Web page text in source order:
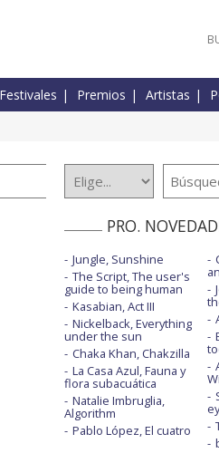
Festivales Premios Artistas
PRO.
Jungle, Sunshine
The Script, The user's
guide to being human
Kasabian, Act III
Nickelback, Everything
under the sun
Chaka Khan, Chakzilla
La Casa Azul, Fauna y
flora subacuática
Natalie Imbruglia,
Algorithm
Pablo López, El cuatro